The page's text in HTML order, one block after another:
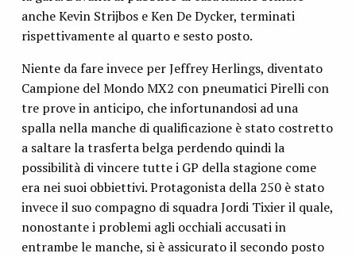
anche Kevin Strijbos e Ken De Dycker, terminati
rispettivamente al quarto e sesto posto.
Niente da fare invece per Jeffrey Herlings, diventato
Campione del Mondo MX2 con pneumatici Pirelli con
tre prove in anticipo, che infortunandosi ad una
spalla nella manche di qualificazione è stato costretto
a saltare la trasferta belga perdendo quindi la
possibilità di vincere tutte i GP della stagione come
era nei suoi obbiettivi. Protagonista della 250 è stato
invece il suo compagno di squadra Jordi Tixier il quale,
nonostante i problemi agli occhiali accusati in
entrambe le manche, si è assicurato il secondo posto